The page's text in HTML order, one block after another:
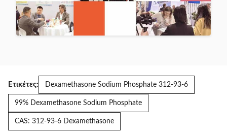
Ετικέτες: Dexamethasone Sodium Phosphate 312-93-6
99% Dexamethasone Sodium Phosphate
CAS: 312-93-6 Dexamethasone